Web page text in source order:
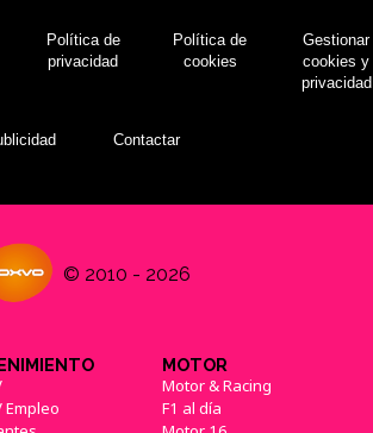
Política de
privacidad
Política de
cookies
Gestionar
cookies y
privacidad
Contactar
© 2010 - 2026
Empleo
MOTOR
Motor & Racing
F1 al día